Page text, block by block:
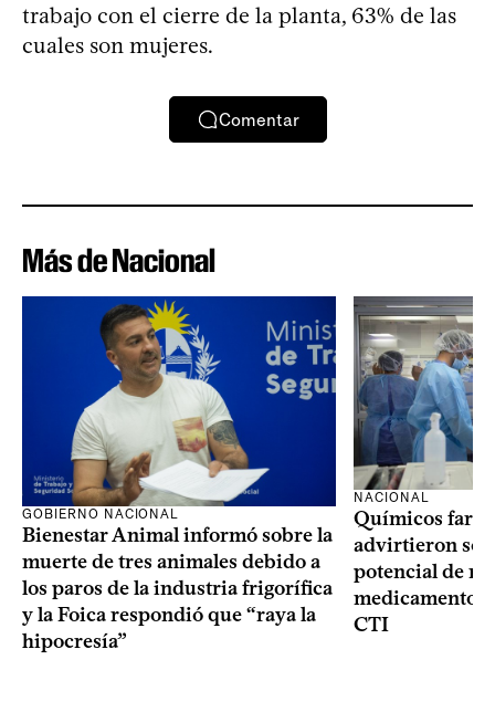
trabajo con el cierre de la planta, 63% de las
cuales son mujeres.
Comentar
Más de Nacional
GOBIERNO NACIONAL
Bienestar Animal informó sobre la
muerte de tres animales debido a
los paros de la industria frigorífica
y la Foica respondió que “raya la
hipocresía”
NACIONAL
Químicos
advirtieron
potencial de
medicamentos
CTI